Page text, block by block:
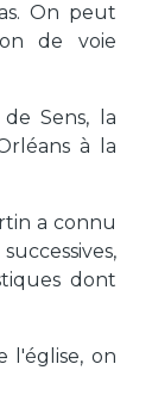
On peut
de voie
Sens, la
à la
a connu
dont
l'église, on